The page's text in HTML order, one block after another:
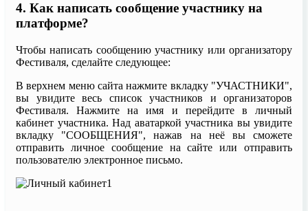
4. Как написать сообщение участнику на
платформе?
Чтобы написать сообщению участнику или организатору
Фестиваля, сделайте следующее:
В верхнем меню сайта нажмите вкладку "УЧАСТНИКИ",
вы увидите весь список участников и организаторов
Фестиваля. Нажмите на имя и перейдите в личный
кабинет участника. Над аватаркой участника вы увидите
вкладку "СООБЩЕНИЯ", нажав на неё вы сможете
отправить личное сообщение на сайте или отправить
пользователю электронное письмо.